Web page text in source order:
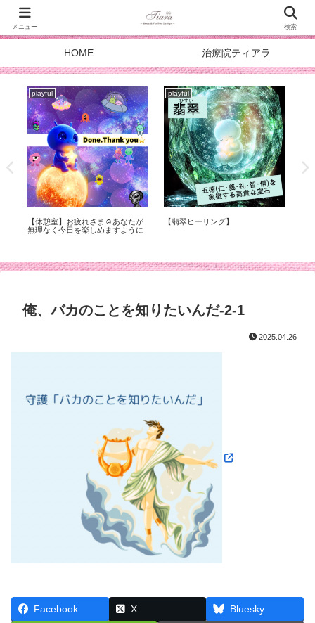
HOME 治療院ティアラ
playful
【休憩室】お疲れさま☺︎あなたが
無理なく今日を楽しめますように
playful
【翡翠ヒーリング】
俺、バカのことを知りたいんだ-2-1
2025.04.26
Facebook X Bluesky
メニュー 検索